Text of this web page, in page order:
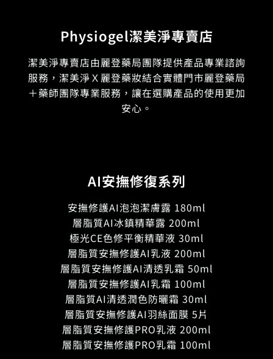
Physiogel潔美淨專賣店
潔美淨專賣店由麗登藥局團隊提供產品專業諮詢
服務，潔美淨Ｘ麗登藥妝結合實體門市麗登藥局
＋藥師團隊專業服務，讓在選購產品的使用更加
安心。
AI安撫修復系列
安撫修護AI泡泡潔膚露 180ml
層脂質AI冰鎮精華露 200ml
極光CE色修平衡精華液 30ml
層脂質安撫修護AI乳液 200ml
層脂質安撫修護AI清透乳霜 50ml
層脂質安撫修護AI乳霜 100ml
層脂質AI清透潤色防曬霜 30ml
層脂質安撫修護AI羽絲面膜 5片
層脂質安撫修護PRO乳液 200ml
層脂質安撫修護PRO乳霜 100ml